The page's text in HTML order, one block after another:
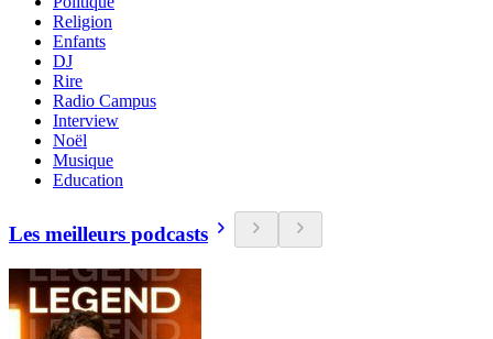
Religion
Enfants
DJ
Rire
Radio Campus
Interview
Noël
Musique
Education
Les meilleurs podcasts